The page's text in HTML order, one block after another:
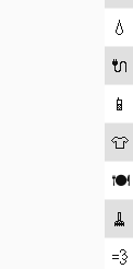
💧
🔌
📱
👕
🍽️
🧹
💨